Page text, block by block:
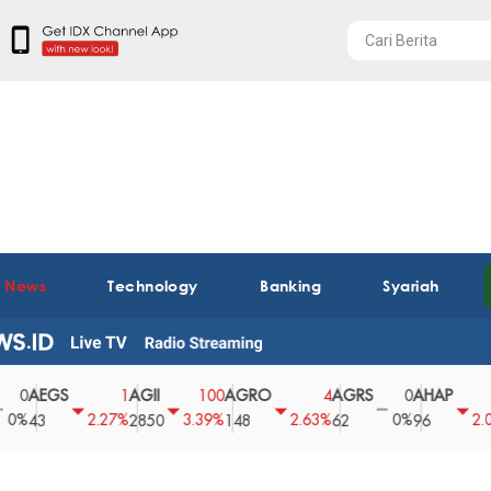
Technology Banking Syariah
2.27%2850
100
3.39%
AGRO
148
2.63%
AGRS
62
0AHAP
2.04%